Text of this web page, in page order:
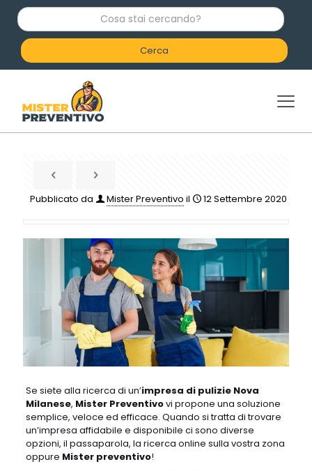
C
o
a
c
e
Pubblicato da Mister Preventivo il 12 Settembre 2020
Se siete alla ricerca di un’impresa di pulizie Nova
Milanese, Mister Preventivovi propone una soluzione
semplice, veloce ed efficace. Quando si tratta di trovare
un’impresa affidabile e disponibile ci sono diverse
opzioni, il passaparola, la ricerca online sulla vostra zona
oppure Mister preventivo!